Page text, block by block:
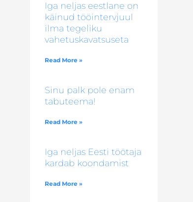
Iga neljas eestlane on
käinud tööintervjuul
ilma tegeliku
vahetuskavatsuseta
Read More »
Sinu palk pole enam
tabuteema!
Read More »
Iga neljas Eesti töötaja
kardab koondamist
Read More »